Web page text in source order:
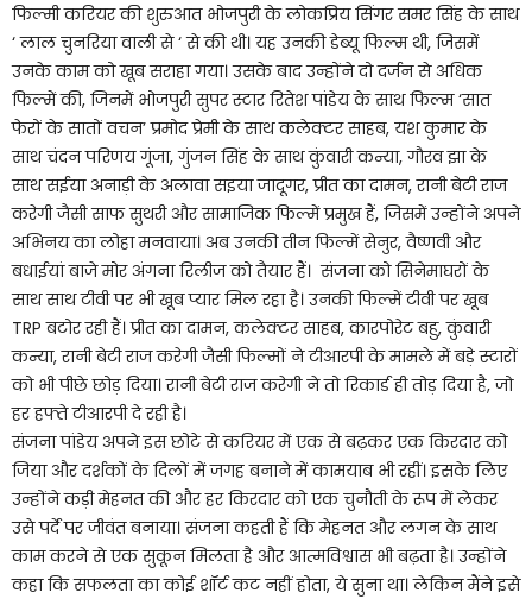
फिल्मी करियर की शुरुआत भोजपुरी के लोकप्रिय सिंगर समर सिंह के साथ
‘ लाल चुनरिया वाली से ‘ से की थी। यह उनकी डेब्यू फिल्म थी, जिसमें
उनके काम को खूब सराहा गया। उसके बाद उन्होंने दो दर्जन से अधिक
फिल्में की, जिनमें भोजपुरी सुपर स्टार रितेश पांडेय के साथ फिल्म ‘सात
फेरों के सातों वचन’ प्रमोद प्रेमी के साथ कलेक्टर साहब, यश कुमार के
साथ चंदन परिणय गूंजा, गुंजन सिंह के साथ कुंवारी कन्या, गौरव झा के
साथ सईया अनाड़ी के अलावा सइया जादूगर, प्रीत का दामन, रानी बेटी राज
करेगी जैसी साफ सुथरी और सामाजिक फिल्में प्रमुख हैं, जिसमें उन्होंने अपने
अभिनय का लोहा मनवाया। अब उनकी तीन फिल्में सेनुर, वैष्णवी और
बधाईयां बाजे मोर अंगना रिलीज को तैयार हैं। संजना को सिनेमाघरों के
साथ साथ टीवी पर भी खूब प्यार मिल रहा है। उनकी फिल्में टीवी पर खूब
TRP बटोर रही हैं। प्रीत का दामन, कलेक्टर साहब, कारपोरेट बहु, कुंवारी
कन्या, रानी बेटी राज करेगी जैसी फिल्मों ने टीआरपी के मामले में बड़े स्टारों
को भी पीछे छोड़ दिया। रानी बेटी राज करेगी ने तो रिकार्ड ही तोड़ दिया है, जो
हर हफ्ते टीआरपी दे रही है।
संजना पांडेय अपने इस छोटे से करियर में एक से बढ़कर एक किरदार को
जिया और दर्शकों के दिलों में जगह बनाने में कामयाब भी रहीं। इसके लिए
उन्होंने कड़ी मेहनत की और हर किरदार को एक चुनौती के रूप में लेकर
उसे पर्दे पर जीवंत बनाया। संजना कहती हैं कि मेहनत और लगन के साथ
काम करने से एक सुकून मिलता है और आत्मविश्वास भी बढ़ता है। उन्होंने
कहा कि सफलता का कोई शॉर्ट कट नहीं होता, ये सुना था। लेकिन मैंने इसे